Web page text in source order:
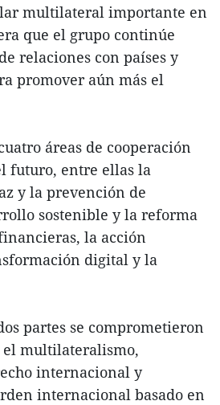
multilateral importante en
que el grupo continúe
relaciones con países y
promover aún más el
áreas de cooperación
futuro, entre ellas la
y la prevención de
sostenible y la reforma
la acción
digital y la
partes se comprometieron
el multilateralismo,
internacional y
internacional basado en